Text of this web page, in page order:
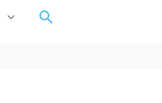
Rechercher